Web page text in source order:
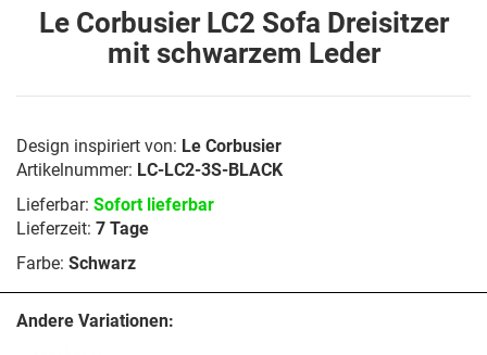
Le Corbusier LC2 Sofa Dreisitzer
mit schwarzem Leder
Design inspiriert von: Le Corbusier
Artikelnummer: LC-LC2-3S-BLACK
Lieferbar: Sofort lieferbar
Lieferzeit: 7 Tage
Farbe: Schwarz
Andere Variationen: